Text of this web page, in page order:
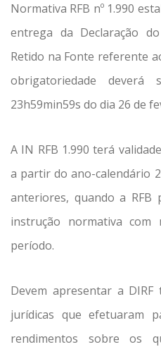
Normativa RFB nº 1.990
entrega da Declaração
Retido na Fonte referente
obrigatoriedade
23h59min59s do dia 26 de
A IN RFB 1.990 terá
a partir do ano-calendário
anteriores, quando a RFB
instrução normativa com
período.
Devem apresentar a
jurídicas que efetuaram
rendimentos sobre os